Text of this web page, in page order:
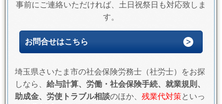
事前にご連絡いただければ、土日祝祭日も対応致しま
す。
お問合せはこちら
埼玉県さいたま市の社会保険労務士（社労士）をお探
しなら、 給与計算、労働・社会保険手続、就業規則、
助成金、労使トラブル相談のほか、 残業代対策といっ